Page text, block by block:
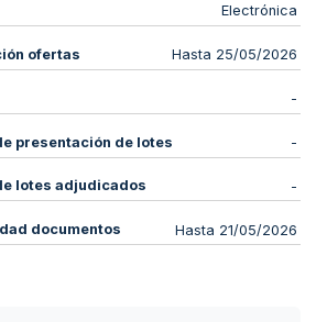
Electrónica
ofertas Hasta 25/05/2026
-
presentación de lotes -
lotes adjudicados -
documentos Hasta 21/05/2026